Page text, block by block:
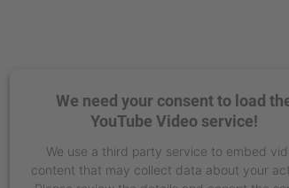
We need your consent to load
YouTube Video service!
We use a third party service to embed
content that may collect data about your